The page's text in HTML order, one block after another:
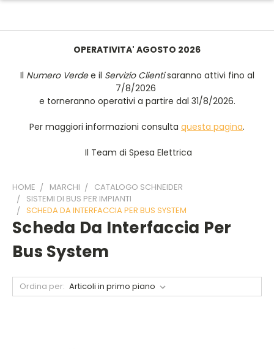
OPERATIVITA' AGOSTO 2026
Il Numero Verdee il Servizio Clientisaranno attivi fino al
7/8/2026
e torneranno operativi a partire dal 31/8/2026.
Per maggiori informazioni consulta questa pagina.
Il Team di Spesa Elettrica
HOME MARCHI
CATALOGO SCHNEIDER
SISTEMI DI BUS PER IMPIANTI
SCHEDA DA INTERFACCIA PER BUS SYSTEM
Scheda Da Interfaccia Per
Bus System
Ordina per: